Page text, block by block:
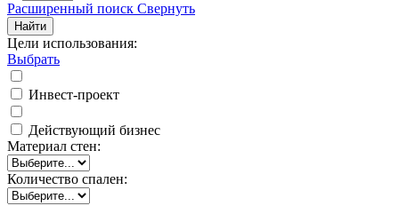
Расширенный поиск Свернуть
Найти
Цели использования:
Выбрать
Инвест-проект
Действующий бизнес
Материал стен:
Количество спален: